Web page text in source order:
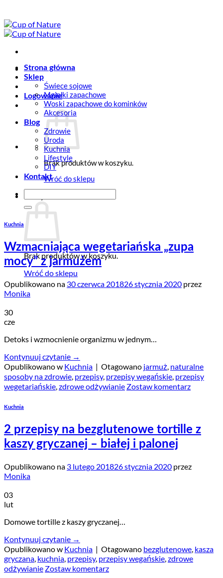
do
zawartości
Logowanie
Brak produktów w koszyku.
Wróć do sklepu
Brak produktów w koszyku.
Wróć do sklepu
Strona główna
Sklep
Świece sojowe
Mgiełki zapachowe
Woski zapachowe do kominków
Akcesoria
Blog
Zdrowie
Uroda
Kuchnia
Lifestyle
DIY
Kontakt
Szukaj:
Kuchnia
Wzmacniająca wegetariańska „zupa
mocy” z jarmużem
Opublikowano na 30 czerwca 201826 stycznia 2020 przez
Monika
30
cze
Detoks i wzmocnienie organizmu w jednym…
Kontynuuj czytanie →
Opublikowano w Kuchnia | Otagowano jarmuż, naturalne
sposoby na zdrowie, przepisy, przepisy wegańskie, przepisy
wegetariańskie,zdrowe odżywianie Zostaw komentarz
Kuchnia
2 przepisy na bezglutenowe tortille z
kaszy gryczanej – białej i palonej
Opublikowano na 3 lutego 201826 stycznia 2020 przez
Monika
03
lut
Domowe tortille z kaszy gryczanej…
Kontynuuj czytanie →
Opublikowano w Kuchnia | Otagowano bezglutenowe kasza
gryczana kuchnia przepisy, przepisy wegańskie zdrowe
odżywianie Zostaw komentarz